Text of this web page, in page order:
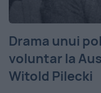
Drama unui
voluntar la
Witold Pilecki